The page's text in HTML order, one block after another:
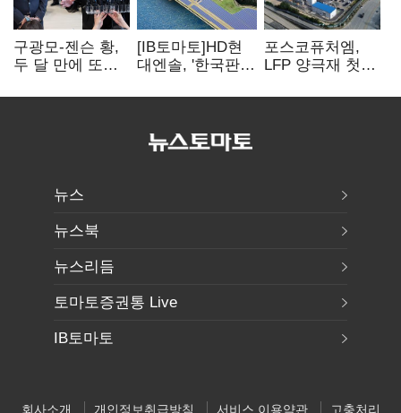
구광모-젠슨 황,
두 달 만에 또
등 논의
[IB토마토]HD현
대엔솔, '한국판
세액공제 선택이
포스코퓨처엠,
LFP 양극재 첫
ESS 시장 공략
뉴스
뉴스북
뉴스리듬
토마토증권통 Live
IB토마토
회사소개 개인정보취급방침 서비스 이용약관 고충처리